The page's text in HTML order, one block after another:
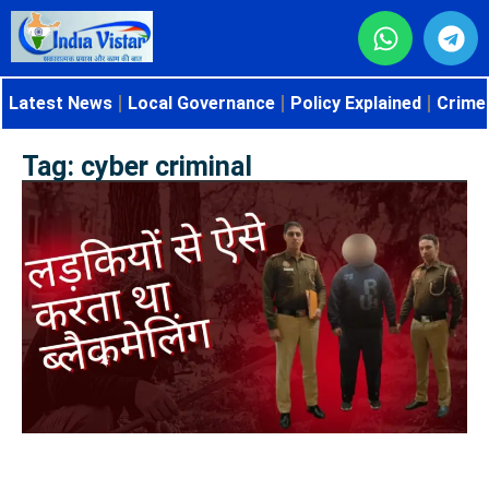
Latest News Local Governance Policy Explained
Tag: cyber criminal